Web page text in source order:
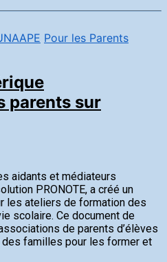
Pour les Parents
parents sur
aidants et médiateurs
PRONOTE, a créé un
les ateliers de formation des
scolaire. Ce document de
de parents d’élèves
des familles pour les former et